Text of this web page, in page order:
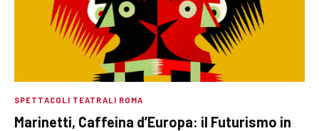
SPETTACOLI TEATRALI ROMA
Marinetti, Caffeina d’Europa: il Futurismo in